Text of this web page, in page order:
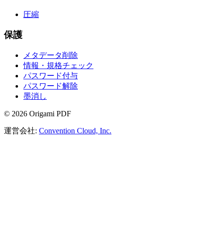
圧縮
保護
メタデータ削除
情報・規格チェック
パスワード付与
パスワード解除
墨消し
© 2026 Origami PDF
運営会社: Convention Cloud, Inc.